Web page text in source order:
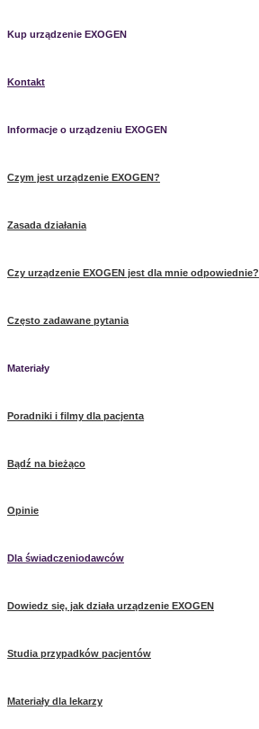
Kup urządzenie EXOGEN
Kontakt
Informacje o urządzeniu EXOGEN
Czym jest urządzenie EXOGEN?
Zasada działania
Czy urządzenie EXOGEN jest dla mnie odpowiednie?
Często zadawane pytania
Materiały
Poradniki i filmy dla pacjenta
Bądź na bieżąco
Opinie
Dla świadczeniodawców
Dowiedz się, jak działa urządzenie EXOGEN
Studia przypadków pacjentów
Materiały dla lekarzy